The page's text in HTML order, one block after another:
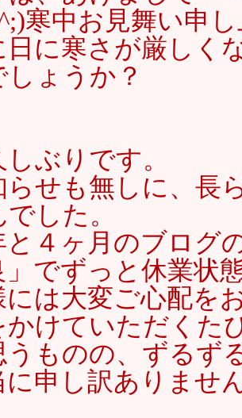
寒中お見舞い申
日に寒さが厳しく
しょうか？
ぶりです。
らせも無しに、長
した。
と４ヶ月のブログ
」でずっと休業状
には大変ご心配を
かけていただくた
うものの、ずるず
に申し訳ありませ